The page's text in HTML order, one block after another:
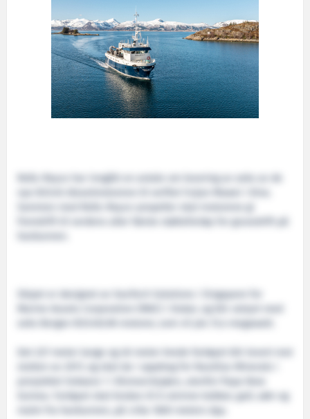
Rolls-Royce har inngått en avtale om levering av seks av de
nye B33:45 dieselmotorene til verftet Fuijan Mawei i Kina.
Sammen med Rolls-Royce-propeller skal motorene gi
fremdrift til verdens aller første støttefartøy for gruvedrift på
Skipet er designet av SeaTech Solutions i Singapore for
seks Bergen B33:45L9A motorer, som vil yte 31,4 megawatt.
Det 227 meter lange og 40 meter brede fartøyet blir levert mot
slutten av 2017, og skal da i oppdrag for Nautilus Minerals i
prosjektet Solwara 1 i Bismarcksjøen, utenfor Papa New
Guinea. Fartøyet skal brukes til å utvinne kobber, gull, sølv og
malm fra havbunnen, på cirka 1600 meters dyp.